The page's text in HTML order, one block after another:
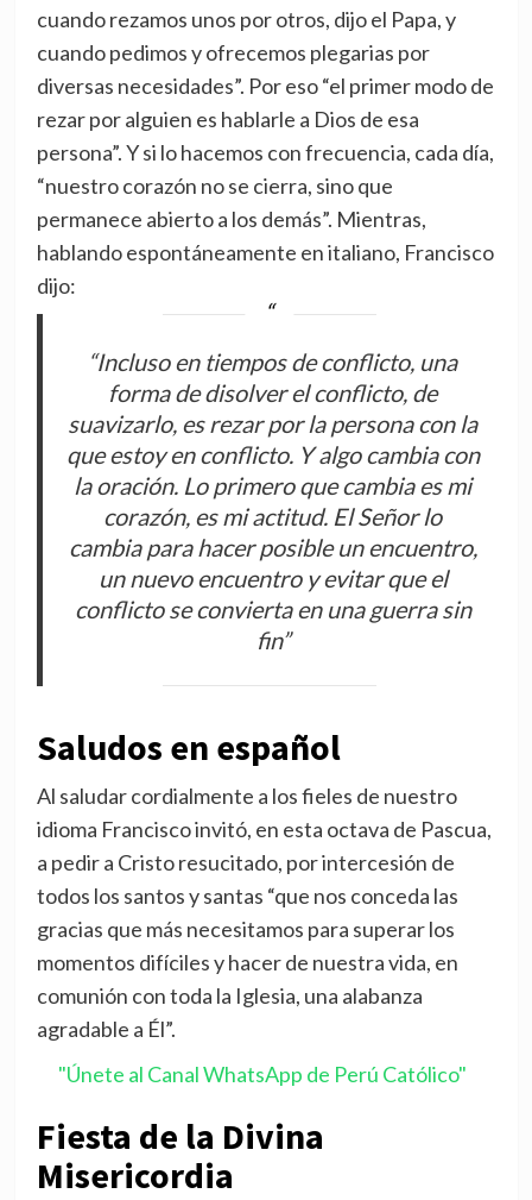
cuando rezamos unos por otros, dijo el Papa, y
cuando pedimos y ofrecemos plegarias por
diversas necesidades”. Por eso “el primer modo de
rezar por alguien es hablarle a Dios de esa
persona”. Y si lo hacemos con frecuencia, cada día,
“nuestro corazón no se cierra, sino que
permanece abierto a los demás”. Mientras,
hablando espontáneamente en italiano, Francisco
dijo:
“Incluso en tiempos de conflicto, una
forma de disolver el conflicto, de
suavizarlo, es rezar por la persona con la
que estoy en conflicto. Y algo cambia con
la oración. Lo primero que cambia es mi
corazón, es mi actitud. El Señor lo
cambia para hacer posible un encuentro,
un nuevo encuentro y evitar que el
conflicto se convierta en una guerra sin
fin”
Saludos en español
Al saludar cordialmente a los fieles de nuestro
idioma Francisco invitó, en esta octava de Pascua,
a pedir a Cristo resucitado, por intercesión de
todos los santos y santas “que nos conceda las
gracias que más necesitamos para superar los
momentos difíciles y hacer de nuestra vida, en
comunión con toda la Iglesia, una alabanza
agradable a Él”.
"Únete al Canal WhatsApp de Perú Católico"
Fiesta de la Divina
Misericordia